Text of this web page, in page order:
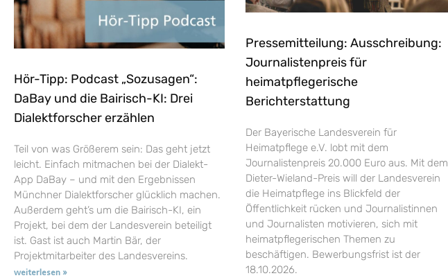
Hör-Tipp: Podcast „Sozusagen“:
DaBay und die Bairisch-KI: Drei
Dialektforscher erzählen
Teil von was Größerem sein: Das geht jetzt
leicht. Einfach mitmachen bei der Dialekt-
App DaBay – und mit den Ergebnissen
Münchner Dialektforscher glücklich machen.
Außerdem geht’s um die Bairisch-KI, ein
Projekt, bei dem der Landesverein beteiligt
ist. Gast ist auch Martin Bär, der
Projektmitarbeiter des Landesvereins.
weiterlesen »
Pressemitteilung: Ausschreibung:
Journalistenpreis für
heimatpflegerische
Berichterstattung
Der Bayerische Landesverein für
Heimatpflege e.V. lobt mit dem
Journalistenpreis 20.000 Euro aus. Mit dem
Dieter-Wieland-Preis will der Landesverein
die Heimatpflege ins Blickfeld der
Öffentlichkeit rücken und Journalistinnen
und Journalisten motivieren, sich mit
heimatpflegerischen Themen zu
beschäftigen. Bewerbungsfrist ist der
18.10.2026.